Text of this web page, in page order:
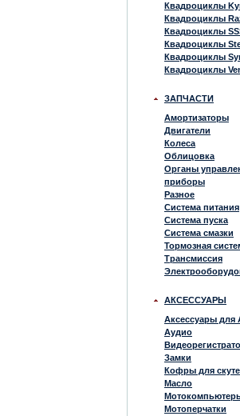
Квадроциклы
Квадроциклы
Квадроциклы
Квадроциклы
Квадроциклы
Квадроциклы
ЗАПЧАСТИ
Амортизаторы
Двигатели
Колеса
Облицовка
Органы
приборы
Разное
Система питания
Система пуска
Система смазки
Тормозная
Трансмиссия
АКСЕССУАРЫ
Аксессуары для
Аудио
Замки
Кофры для
Масло
Мотоперчатки